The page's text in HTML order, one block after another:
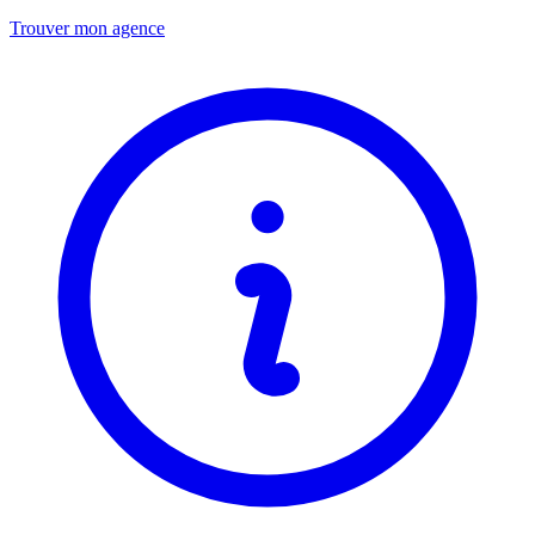
Trouver mon agence